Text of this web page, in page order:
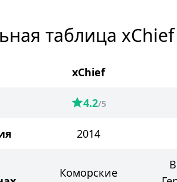
таблица
xChief
4.2/5
2014
Коморские